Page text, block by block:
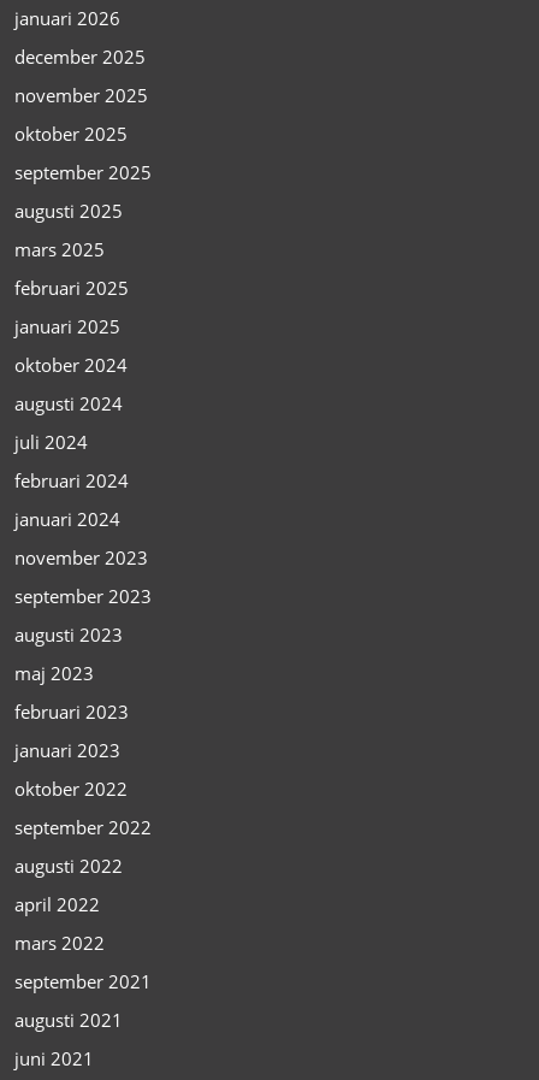
januari 2026
december 2025
november 2025
oktober 2025
september 2025
augusti 2025
mars 2025
februari 2025
januari 2025
oktober 2024
augusti 2024
juli 2024
februari 2024
januari 2024
november 2023
september 2023
augusti 2023
maj 2023
februari 2023
januari 2023
oktober 2022
september 2022
augusti 2022
april 2022
mars 2022
september 2021
augusti 2021
juni 2021